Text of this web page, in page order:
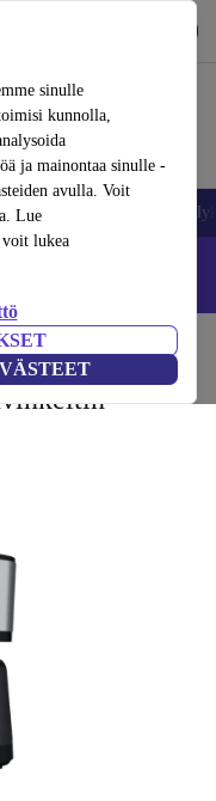
sinulle
kunnolla,
ja mainontaa sinulle -
avulla. Voit
Lue
lukea
tietokoneet
IPHONEDEAL –